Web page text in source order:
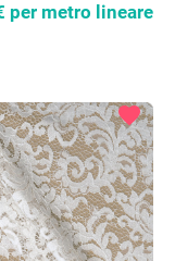
per metro lineare
favorite